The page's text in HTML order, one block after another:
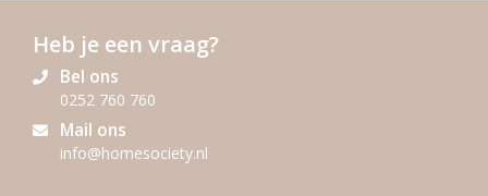
Heb je een vraag?
Bel ons
0252 760 760
Mail ons
info@homesociety.nl